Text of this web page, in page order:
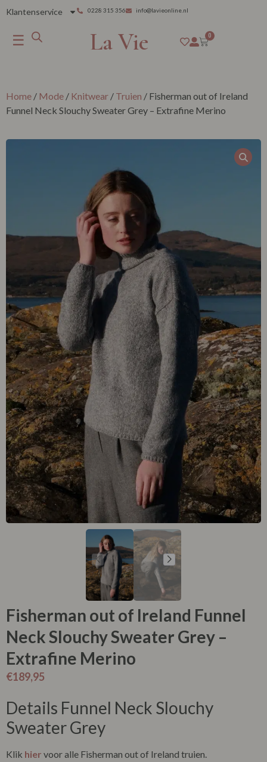
Klantenservice 0228 315 356 info@lavieonline.nl
☰ La Vie 0
Home / Mode / Knitwear / Truien / Fisherman out of Ireland
Funnel Neck Slouchy Sweater Grey – Extrafine Merino
Fisherman out of Ireland Funnel
Neck Slouchy Sweater Grey –
Extrafine Merino
€189,95
Details Funnel Neck Slouchy
Sweater Grey
Klik hier voor alle Fisherman out of Ireland truien.